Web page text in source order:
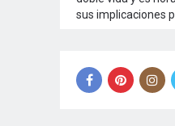
sus implicaciones